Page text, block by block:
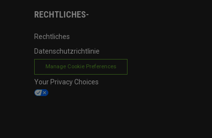
RECHTLICHES-
Rechtliches
Datenschutzrichtlinie
Manage Cookie Preferences
Your Privacy Choices